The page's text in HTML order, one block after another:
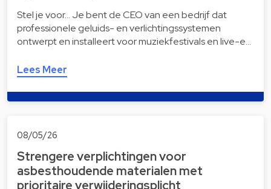
Stel je voor… Je bent de CEO van een bedrijf dat
professionele geluids- en verlichtingssystemen
ontwerpt en installeert voor muziekfestivals en live-e…
Lees Meer
08/05/26
Strengere verplichtingen voor
asbesthoudende materialen met
prioritaire verwijderingsplicht